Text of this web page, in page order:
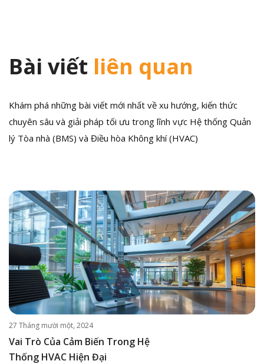
Bài viết liên quan
Khám phá những bài viết mới nhất về xu hướng, kiến thức
chuyên sâu và giải pháp tối ưu trong lĩnh vực Hệ thống Quản
lý Tòa nhà (BMS) và Điều hòa Không khí (HVAC)
27 Tháng mười một, 2024
Vai Trò Của Cảm Biến Trong Hệ
Thống HVAC Hiện Đại